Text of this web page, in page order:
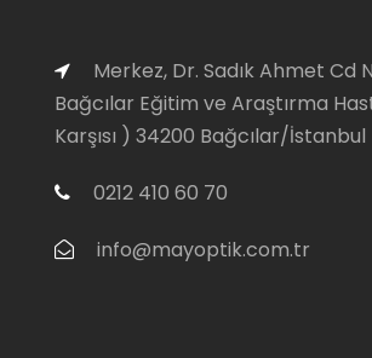
Merkez, Dr. Sadık Ahmet Cd
Bağcılar Eğitim ve Araştırma
Karşısı ) 34200 Bağcılar/İstanbul
0212 410 60 70
info@mayoptik.com.tr